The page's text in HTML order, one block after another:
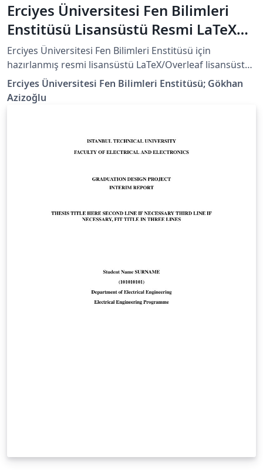
Erciyes Üniversitesi Fen Bilimleri
Enstitüsü Lisansüstü Resmi LaTeX
Tez Şablonu / Official Thesis
Template
Erciyes Üniversitesi Fen Bilimleri Enstitüsü için
hazırlanmış resmi lisansüstü LaTeX/Overleaf lisansüstü
tez şablonudur. Şablon, Fen Bilimleri Enstitüsünün resmi
tez yazım kurallarına ve “Lisansüstü Tez Yazım
Kılavuzu”na uygun olarak hazırlanmıştır. Şablon, Erciyes
yayımlanmıştır: Yüksek Lisans Formları:
https://fbe.erciyes.edu.tr/tr/doktora-formlari-turkce-
thesis template for Erciyes University Graduate School
was prepared by Gökhan Azizoğlu in accordance with
the official formatting requirements of Erciyes
University Graduate School of Natural and Applied
Erciyes Üniversitesi Fen Bilimleri Enstitüsü; Gökhan
Azizoğlu